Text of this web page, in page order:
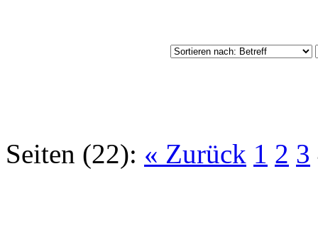
Seiten (22): « Zurück 1 2 3